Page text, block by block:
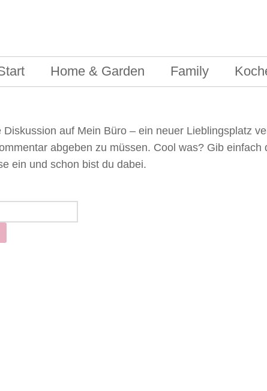
Home & Garden Family
Diskussion auf Mein Büro – ein neuer Lieblingsplatz
abgeben zu müssen. Cool was? Gib einfach
ein und schon bist du dabei.